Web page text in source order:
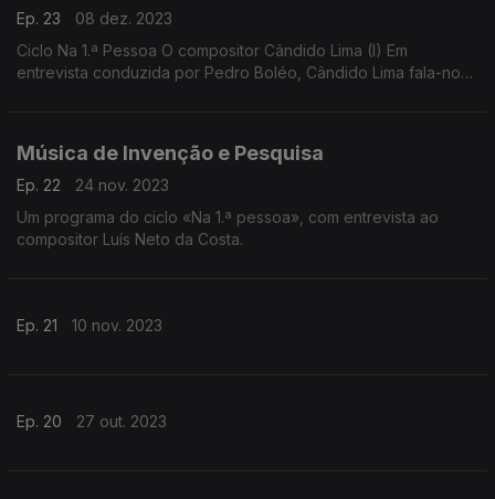
Ep. 23
08 dez. 2023
Ciclo Na 1.ª Pessoa O compositor Cândido Lima (I) Em
entrevista conduzida por Pedro Boléo, Cândido Lima fala-nos
Música de Invenção e Pesquisa
Ep. 22
24 nov. 2023
Um programa do ciclo «Na 1.ª pessoa», com entrevista ao
compositor Luís Neto da Costa.
Ep. 21 10 nov. 2023
Ep. 20 27 out. 2023